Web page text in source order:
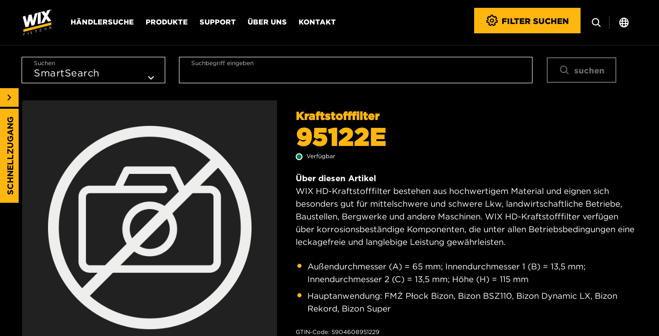
HÄNDLERSUCHE PRODUKTE SUPPORT ÜBER UNS KONTAKT FILTER SUCHEN
Suchen Suchbegriff eingeben
suchen
Kraftstofffilter
95122E
Verfügbar
Über diesen Artikel
WIX HD-Kraftstofffilter bestehen aus hochwertigem Material und eignen sich
besonders gut für mittelschwere und schwere Lkw, landwirtschaftliche Betriebe,
Baustellen, Bergwerke und andere Maschinen. WIX HD-Kraftstofffilter verfügen
über korrosionsbeständige Komponenten, die unter allen Betriebsbedingungen eine
leckagefreie und langlebige Leistung gewährleisten.
Außendurchmesser (A) = 65 mm; Innendurchmesser 1 (B) = 13,5 mm;
Innendurchmesser 2 (C) = 13,5 mm; Höhe (H) = 115 mm
Hauptanwendung: FMŻ Płock Bizon, Bizon BSZ110, Bizon Dynamic LX, Bizon
Rekord, Bizon Super
GTIN-Code: 5904608951229
SCHNELLZUGANG